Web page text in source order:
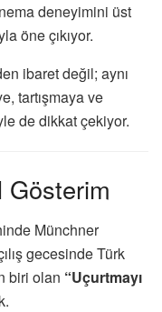
deneyimini üst
öne çıkıyor.
ibaret değil; aynı
tartışmaya ve
de dikkat çekiyor.
Gösterim
Münchner
gecesinde Türk
biri olan “Uçurtmayı